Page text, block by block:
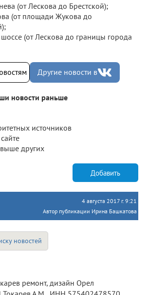
(от Лескова до Брестской);
(от площади Жукова до
(от Лескова до границы города
Другие новости в
новости раньше
источников
других
Добавить
4 августа 2017 г. 9:21
Автор публикации Ирина Башкатова
новостей